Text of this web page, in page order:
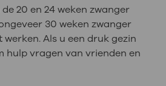
20 en 24 weken zwanger
30 weken zwanger
Als u een druk gezin
hulp vragen van vrienden en